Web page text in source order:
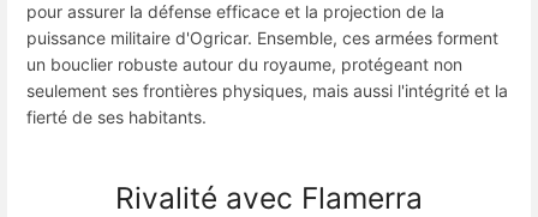
pour assurer la défense efficace et la projection de la
puissance militaire d'Ogricar. Ensemble, ces armées forment
un bouclier robuste autour du royaume, protégeant non
seulement ses frontières physiques, mais aussi l'intégrité et la
fierté de ses habitants.
Rivalité avec Flamerra